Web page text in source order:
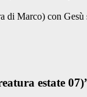
di Marco) con Gesù
estate 07)